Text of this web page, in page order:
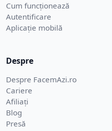
Cum funcționează
Autentificare
Aplicație mobilă
Despre
Despre FacemAzi.ro
Cariere
Afiliați
Blog
Presă